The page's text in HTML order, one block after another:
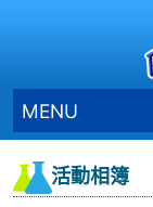
MENU
活動相簿